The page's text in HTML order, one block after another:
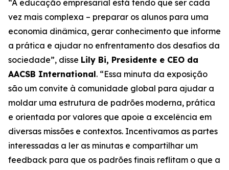
“A educação empresarial está tendo que ser cada
vez mais complexa – preparar os alunos para uma
economia dinâmica, gerar conhecimento que informe
a prática e ajudar no enfrentamento dos desafios da
sociedade”, disse Lily Bi, Presidente e CEO da
AACSB International. “Essa minuta da exposição
são um convite à comunidade global para ajudar a
moldar uma estrutura de padrões moderna, prática
e orientada por valores que apoie a excelência em
diversas missões e contextos. Incentivamos as partes
interessadas a ler as minutas e compartilhar um
feedback para que os padrões finais reflitam o que a